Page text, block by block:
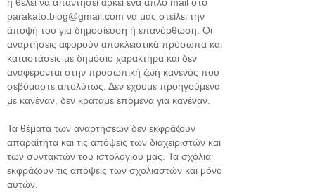
parakato.blog@gmail.com να μας στείλει την
άποψή του για δημοσίευση ή επανόρθωση. Οι
αναρτήσεις αφορούν αποκλειστικά πρόσωπα και
καταστάσεις με δημόσιο χαρακτήρα και δεν
αναφέρονται στην προσωπική ζωή κανενός που
σεβόμαστε απολύτως. Δεν έχουμε προηγούμενα
με κανέναν, δεν κρατάμε επόμενα για κανέναν.
Τα θέματα των αναρτήσεων δεν εκφράζουν
απαραίτητα και τις απόψεις των διαχειριστών και
των συντακτών του ιστολογίου μας. Τα σχόλια
εκφράζουν τις απόψεις των σχολιαστών και μόνο
αυτών.